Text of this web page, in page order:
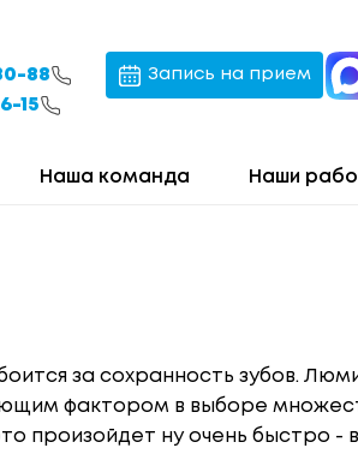
88
15
Запись на прием
Наша команда Наши
за сохранность зубов.
фактором в выборе
произойдет ну очень быстро